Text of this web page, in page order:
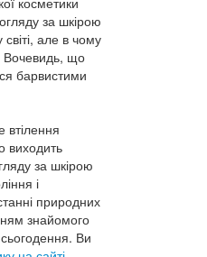
за шкірою
але в чому
Вочевидь, що
барвистими
втілення
виходить
за шкірою
і
природних
знайомого
Ви